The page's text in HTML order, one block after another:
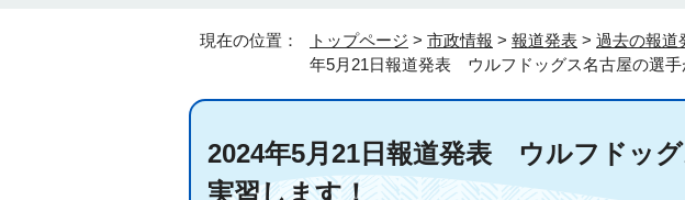
現在の位置： トップページ > 市政情報 > 報道発表 > 過去の報道
年5月21日報道発表 ウルフドッグス名古屋の選手
2024年5月21日報道発表 ウルフドッ
実習します！